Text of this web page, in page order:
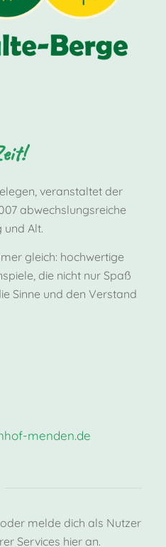
veranstaltet der
abwechslungsreiche
Alt.
gleich: hochwertige
die nicht nur Spaß
Sinne und den Verstand
menden.de
melde dich als Nutzer
Services hier an.